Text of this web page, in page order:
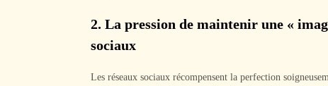
2. La pression de maintenir une «
sociaux
Les réseaux sociaux récompensent la perfection